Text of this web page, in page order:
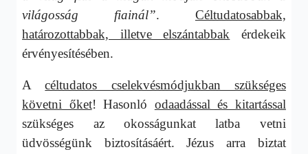
világosság fiainál”. Céltudatosabbak,
határozottabbak, illetve elszántabbak érdekeik
érvényesítésében.
Acéltudatos cselekvésmódjukban szükséges
követni őket! Hasonló odaadással és kitartással
szükséges az okosságunkat latba vetni
üdvösségünk biztosításáért. Jézus arra biztat